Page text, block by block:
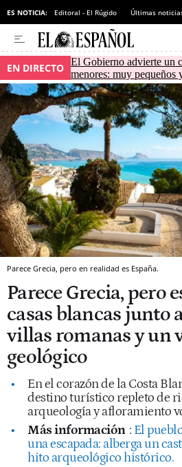
ES NOTICIA: Editoral - El Rúgido Últimas
EN DIRECTO El Gobierno advierte un
menores: muy pequeños
Parece Grecia, pero en realidad es España.
Parece Grecia, pero
casas blancas junto
villas romanas y un
geológico
En el corazón de la Costa
destino turístico repleto de
arqueología y afloramiento
Más información : El
una escapada: alberga un
hito arqueológico histórico.